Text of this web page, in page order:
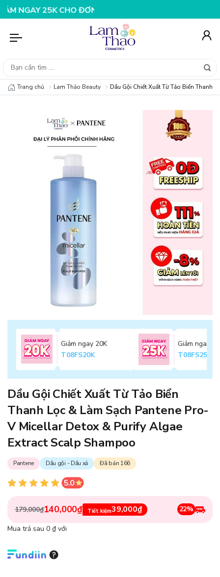
25K CHO ĐƠN HÀNG 99K
Trang chủ Lam Thảo Beauty Dầu Gội Chiết Xuất Từ Tảo Biển Thanh
Giảm ngay 20K
T08FS20K
Giảm ngay
T08FS25K
Dầu Gội Chiết Xuất Từ Tảo Biển
Thanh Lọc & Làm Sạch Pantene Pro-
V Micellar Detox & Purify Algae
Extract Scalp Shampoo
Pantene Dầu gội - Dầu xả Đã bán 166
179,000₫140,000₫ Tiết kiệm39,000₫ 22%
Mua trả sau 0 ₫ với